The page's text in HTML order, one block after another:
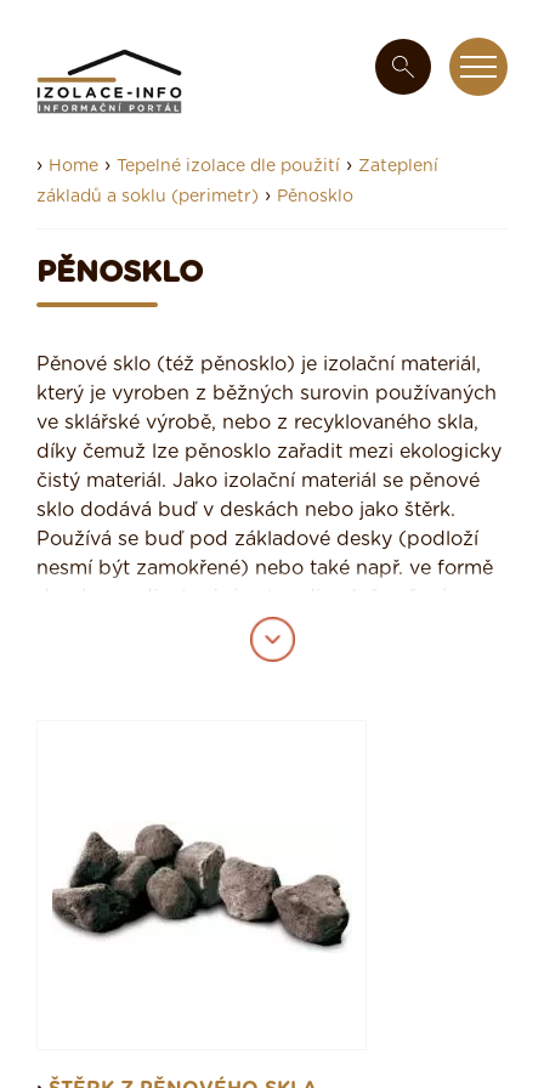
› Home › Tepelné izolace dle použití › Zateplení
základů a soklu (perimetr) › Pěnosklo
PĚNOSKLO
Pěnové sklo (též pěnosklo) je izolační materiál,
který je vyroben z běžných surovin používaných
ve sklářské výrobě, nebo z recyklovaného skla,
díky čemuž lze pěnosklo zařadit mezi ekologicky
čistý materiál. Jako izolační materiál se pěnové
sklo dodává buď v deskách nebo jako štěrk.
Používá se buď pod základové desky (podloží
nesmí být zamokřené) nebo také např. ve formě
Pěnové sklo jako izolační materiál má díky
materiály, ale v porovnání s dalšími přidanými
vlastnostmi je pěnové sklo na špičce izolačních
materiálů.
Pěnové sklo je: